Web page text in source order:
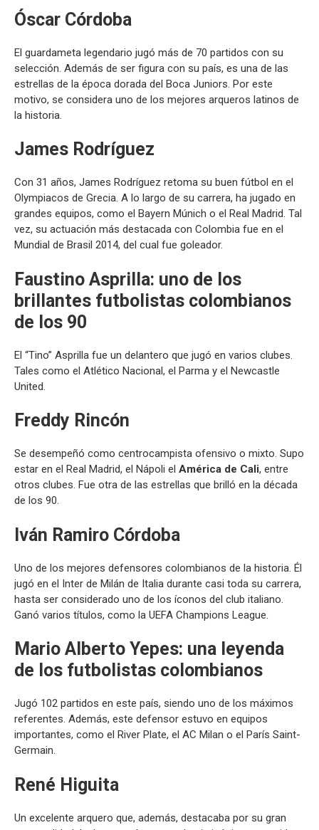
Óscar Córdoba
El guardameta legendario jugó más de 70 partidos con su
selección. Además de ser figura con su país, es una de las
estrellas de la época dorada del Boca Juniors. Por este
motivo, se considera uno de los mejores arqueros latinos de
la historia.
James Rodríguez
Con 31 años, James Rodríguez retoma su buen fútbol en el
Olympiacos de Grecia. A lo largo de su carrera, ha jugado en
grandes equipos, como el Bayern Múnich o el Real Madrid. Tal
vez, su actuación más destacada con Colombia fue en el
Mundial de Brasil 2014, del cual fue goleador.
Faustino Asprilla: uno de los
brillantes futbolistas colombianos
de los 90
El “Tino” Asprilla fue un delantero que jugó en varios clubes.
Tales como el Atlético Nacional, el Parma y el Newcastle
United.
Freddy Rincón
Se desempeñó como centrocampista ofensivo o mixto. Supo
estar en el Real Madrid, el Nápoli el América de Cali, entre
otros clubes. Fue otra de las estrellas que brilló en la década
de los 90.
Iván Ramiro Córdoba
Uno de los mejores defensores colombianos de la historia. Él
jugó en el Inter de Milán de Italia durante casi toda su carrera,
hasta ser considerado uno de los íconos del club italiano.
Ganó varios títulos, como la UEFA Champions League.
Mario Alberto Yepes: una leyenda
de los futbolistas colombianos
Jugó 102 partidos en este país, siendo uno de los máximos
referentes. Además, este defensor estuvo en equipos
importantes, como el River Plate, el AC Milan o el París Saint-
Germain.
René Higuita
Un excelente arquero que, además, destacaba por su gran